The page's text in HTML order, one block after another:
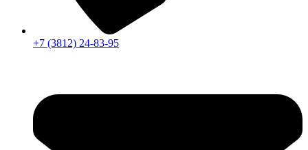
+7 (3812) 24-83-95